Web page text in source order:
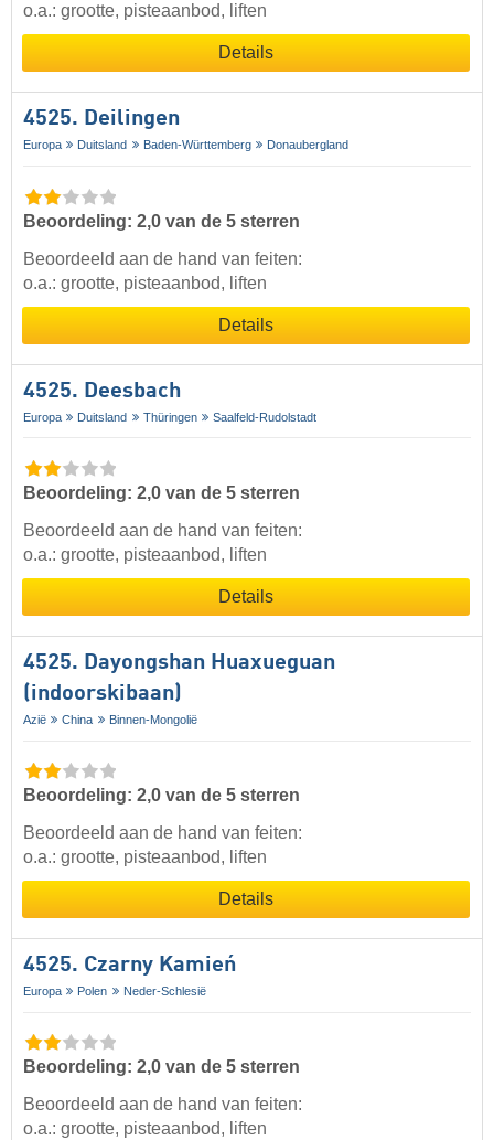
o.a.: grootte, pisteaanbod, liften
Details
4525. Deilingen
Europa Duitsland Baden-Württemberg Donaubergland
Beoordeling: 2,0 van de 5 sterren
Beoordeeld aan de hand van feiten:
o.a.: grootte, pisteaanbod, liften
Details
4525. Deesbach
Europa Duitsland Thüringen Saalfeld-Rudolstadt
Beoordeling: 2,0 van de 5 sterren
Beoordeeld aan de hand van feiten:
o.a.: grootte, pisteaanbod, liften
Details
4525. Dayongshan Huaxueguan
(indoorskibaan)
Azië China Binnen-Mongolië
Beoordeling: 2,0 van de 5 sterren
Beoordeeld aan de hand van feiten:
o.a.: grootte, pisteaanbod, liften
Details
4525. Czarny Kamień
Europa Polen Neder-Schlesië
Beoordeling: 2,0 van de 5 sterren
Beoordeeld aan de hand van feiten:
o.a.: grootte, pisteaanbod, liften